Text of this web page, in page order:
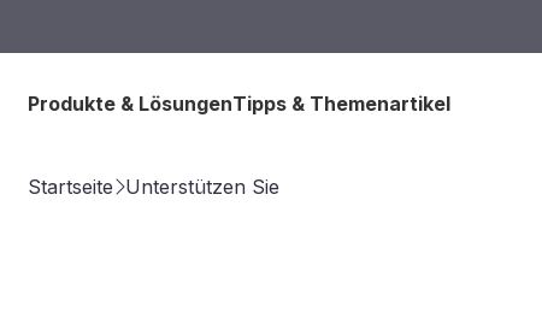
Produkte & LösungenTipps & Themenartikel
Startseite Unterstützen Sie